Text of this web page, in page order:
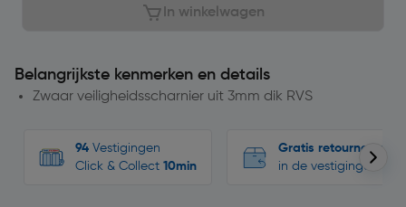
In winkelwagen
Belangrijkste kenmerken en details
Zwaar veiligheidsscharnier uit 3mm dik RVS
94 Vestigingen
Click & Collect 10min
Gratis retourneren
in de vestigingen